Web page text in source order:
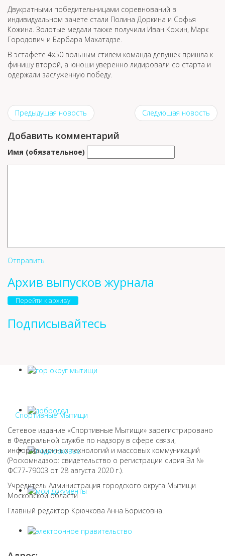
Двукратными победительницами соревнований в
индивидуальном зачете стали Полина Доркина и Софья
Кожина. Золотые медали также получили Иван Кожин, Марк
Городович и Барбара Махатадзе.
В эстафете 4х50 вольным стилем команда девушек пришла к
финишу второй, а юноши уверенно лидировали со старта и
одержали заслуженную победу.
Предыдущая новость Следующая новость
Добавить комментарий
Имя (обязательное)
Отправить
Архив выпусков журнала
Перейти к архиву
Подписывайтесь
Спортивные Мытищи
Сетевое издание «Спортивные Мытищи» зарегистрировано
в Федеральной службе по надзору в сфере связи,
информационных технологий и массовых коммуникаций
(Роскомнадзор: свидетельство о регистрации сирия Эл №
ФС77-79003 от 28 августа 2020 г.).
Учредитель Администрация городского округа Мытищи
Московской области
Главный редактор Крючкова Анна Борисовна.